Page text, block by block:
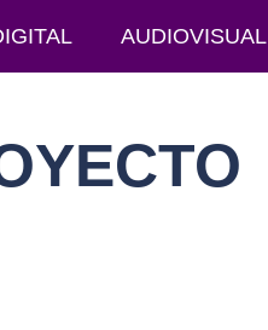
AUDIOVISUAL